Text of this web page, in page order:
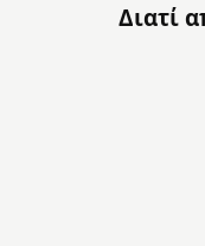
Διατί